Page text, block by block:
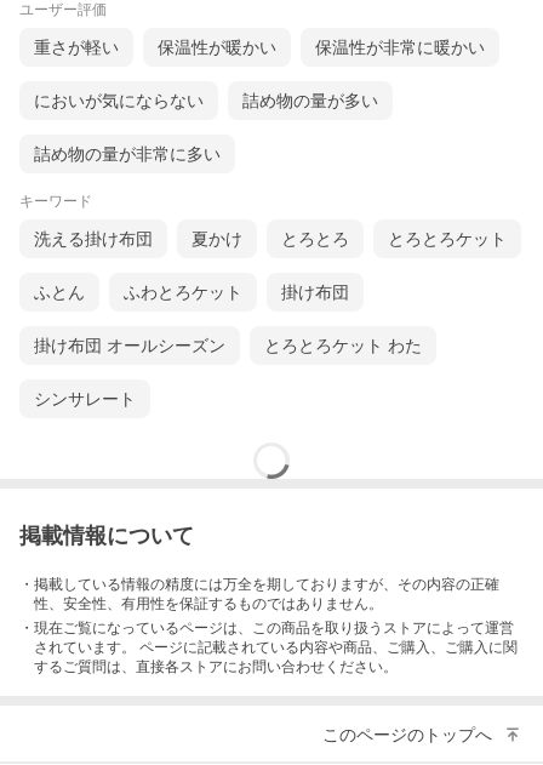
ダウンとは、水鳥の胸元からのみ採取された羽毛のこと。その一
つひとつをダウンボールといい、タンポポの綿毛のように軽く、
た、吸湿、放湿性に優れ、汗や湿気を吸収発散し、一晩中〜快適
●かさ高165mm以上
かさ高とはJISで定められた羽毛の試験による数値。高さ50cm内
径29cmの円筒に、羽毛を30g入れ、上から120gの円盤を乗せて、
いい、かさ高の差が保温性の差となります。※かさ高は決して、
ふとんの厚みのことではありません。
主な羽毛の産地は、ヨーロッパではポーランド、ハンガリーなど
の東ヨーロッパ諸国とフランスで、アジアでは中国など。その他
台湾や東南アジア諸国や北米、カナダでも採取されます。この中
ユーザー評価
重さが軽い 保温性が暖かい 保温性が非常に暖かい
においが気にならない 詰め物の量が多い
詰め物の量が非常に多い
キーワード
洗える掛け布団 夏かけ とろとろ とろとろケット
ふとん ふわとろケット 掛け布団
掛け布団 オールシーズン とろとろケット わた
シンサレート
掲載情報について
・掲載している情報の精度には万全を期しておりますが、その内容の正確
性、安全性、有用性を保証するものではありません。
・現在ご覧になっているページは、この商品を取り扱うストアによって運営
されています。 ページに記載されている内容や商品、ご購入 、ご購入に関
するご質問は、直接各ストアにお問い合わせください。
このページのトップへ